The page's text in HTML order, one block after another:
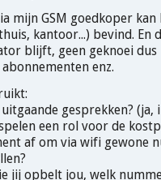
mijn GSM goedkoper kan
kantoor...) bevind. En
blijft, geen geknoei dus
enz.
gesprekken? (ja,
een rol voor de
af om via wifi gewone
jij opbelt jou, welk